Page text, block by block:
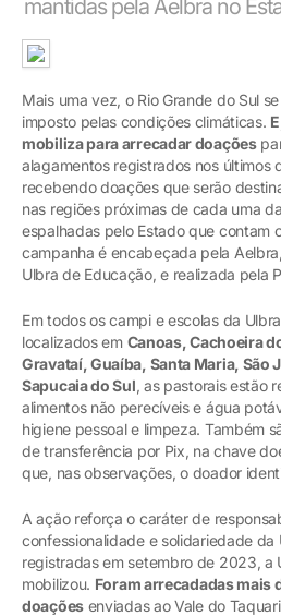
mantidas pela Aelbra no
Mais uma vez, o Rio Grande do Sul
imposto pelas condições climáticas.
mobiliza para arrecadar doações
alagamentos registrados nos últimos
recebendo doações que serão
nas regiões próximas de cada uma
espalhadas pelo Estado que contam
campanha é encabeçada pela
Ulbra de Educação, e realizada pela
Em todos os campi e escolas da
localizados em Canoas, Cachoeira
Gravataí, Guaíba, Santa Maria, São
Sapucaia do Sul, as pastorais estão
alimentos não perecíveis e água
higiene pessoal e limpeza. Também
de transferência por Pix, na chave
que, nas observações, o doador
A ação reforça o caráter de
confessionalidade e solidariedade
registradas em setembro de 2023, a
mobilizou. Foram arrecadadas mais
doaçõesenviadas ao Vale do